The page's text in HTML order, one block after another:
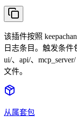
该插件按照
日志条目。触发条
ui/、api/、
文件。
从属套包